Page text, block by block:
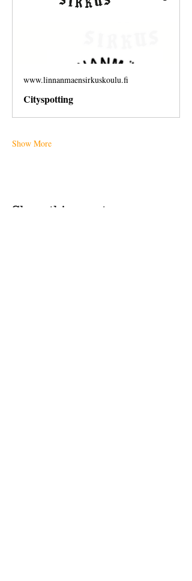
www.linnanmaensirkuskoulu.fi
Cityspotting
Show More
Share this event